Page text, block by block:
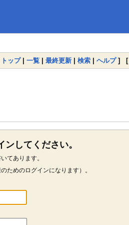
トップ| 一覧 | 最終更新 | 検索 | ヘルプ] [
してください。
てあります。
ためのログインになります）。